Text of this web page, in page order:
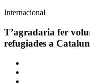
Àmbit
la
notícia
Internacional
T’agradaria fer
refugiades a
Comparteix